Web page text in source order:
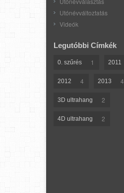
Utónévváltoztatás
Videók
Legutóbbi Címkék
0. szűrés 1 2011
2012 4 2013 4
3D ultrahang 2
4D ultrahang 2